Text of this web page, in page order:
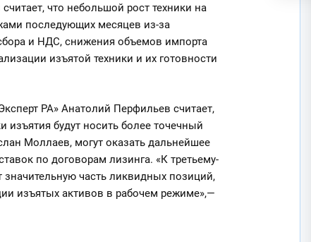
что небольшой рост техники на
последующих месяцев из-за
и НДС, снижения объемов импорта
изъятой техники и их готовности
РА» Анатолий Перфильев считает,
изъятия будут носить более точечный
Моллаев, могут оказать дальнейшее
по договорам лизинга. «К третьему-
значительную часть ликвидных позиций,
изъятых активов в рабочем режиме»,—